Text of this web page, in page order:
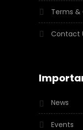
Terms &
Contact
News
Events